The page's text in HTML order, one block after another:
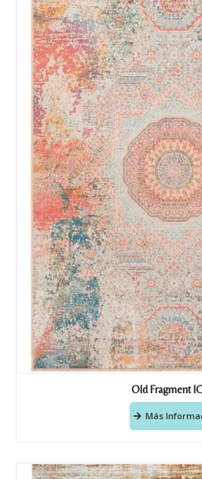
Old Fragment
Más
Tu mensaje.
Nombre y Referencia
Acuerdo RGPD*
Doy mi
esta web almacene la
información que
puedan responder a
Recibir mi oferta